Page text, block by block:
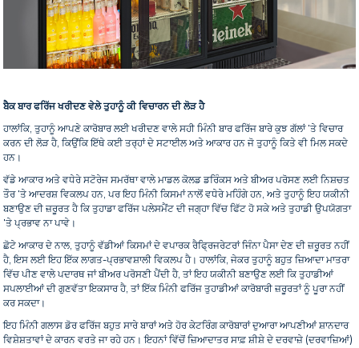
ਬੈਕ ਬਾਰ ਫਰਿੱਜ ਖਰੀਦਣ ਵੇਲੇ ਤੁਹਾਨੂੰ ਕੀ ਵਿਚਾਰਨ ਦੀ ਲੋੜ ਹੈ
ਹਾਲਾਂਕਿ, ਤੁਹਾਨੂੰ ਆਪਣੇ ਕਾਰੋਬਾਰ ਲਈ ਖਰੀਦਣ ਵਾਲੇ ਸਹੀ ਮਿੰਨੀ ਬਾਰ ਫਰਿੱਜ ਬਾਰੇ ਕੁਝ ਗੱਲਾਂ 'ਤੇ ਵਿਚਾਰ
ਕਰਨ ਦੀ ਲੋੜ ਹੈ, ਕਿਉਂਕਿ ਇੱਥੇ ਕਈ ਤਰ੍ਹਾਂ ਦੇ ਸਟਾਈਲ ਅਤੇ ਆਕਾਰ ਹਨ ਜੋ ਤੁਹਾਨੂੰ ਕਿਤੇ ਵੀ ਮਿਲ ਸਕਦੇ
ਹਨ।
ਵੱਡੇ ਆਕਾਰ ਅਤੇ ਵਧੇਰੇ ਸਟੋਰੇਜ ਸਮਰੱਥਾ ਵਾਲੇ ਮਾਡਲ ਕੋਲਡ ਡਰਿੰਕਸ ਅਤੇ ਬੀਅਰ ਪਰੋਸਣ ਲਈ ਨਿਸ਼ਚਤ
ਤੌਰ 'ਤੇ ਆਦਰਸ਼ ਵਿਕਲਪ ਹਨ, ਪਰ ਇਹ ਮਿੰਨੀ ਕਿਸਮਾਂ ਨਾਲੋਂ ਵਧੇਰੇ ਮਹਿੰਗੇ ਹਨ, ਅਤੇ ਤੁਹਾਨੂੰ ਇਹ ਯਕੀਨੀ
ਬਣਾਉਣ ਦੀ ਜ਼ਰੂਰਤ ਹੈ ਕਿ ਤੁਹਾਡਾ ਫਰਿੱਜ ਪਲੇਸਮੈਂਟ ਦੀ ਜਗ੍ਹਾ ਵਿੱਚ ਫਿੱਟ ਹੋ ਸਕੇ ਅਤੇ ਤੁਹਾਡੀ ਉਪਯੋਗਤਾ
'ਤੇ ਪ੍ਰਭਾਵ ਨਾ ਪਾਵੇ।
ਛੋਟੇ ਆਕਾਰ ਦੇ ਨਾਲ, ਤੁਹਾਨੂੰ ਵੱਡੀਆਂ ਕਿਸਮਾਂ ਦੇ ਵਪਾਰਕ ਰੈਫ੍ਰਿਜਰੇਟਰਾਂ ਜਿੰਨਾ ਪੈਸਾ ਦੇਣ ਦੀ ਜ਼ਰੂਰਤ ਨਹੀਂ
ਹੈ, ਇਸ ਲਈ ਇਹ ਇੱਕ ਲਾਗਤ-ਪ੍ਰਭਾਵਸ਼ਾਲੀ ਵਿਕਲਪ ਹੈ। ਹਾਲਾਂਕਿ, ਜੇਕਰ ਤੁਹਾਨੂੰ ਬਹੁਤ ਜ਼ਿਆਦਾ ਮਾਤਰਾ
ਵਿੱਚ ਪੀਣ ਵਾਲੇ ਪਦਾਰਥ ਜਾਂ ਬੀਅਰ ਪਰੋਸਣੀ ਪੈਂਦੀ ਹੈ, ਤਾਂ ਇਹ ਯਕੀਨੀ ਬਣਾਉਣ ਲਈ ਕਿ ਤੁਹਾਡੀਆਂ
ਸਪਲਾਈਆਂ ਦੀ ਗੁਣਵੱਤਾ ਇਕਸਾਰ ਹੈ, ਤਾਂ ਇੱਕ ਮਿੰਨੀ ਫਰਿੱਜ ਤੁਹਾਡੀਆਂ ਕਾਰੋਬਾਰੀ ਜ਼ਰੂਰਤਾਂ ਨੂੰ ਪੂਰਾ ਨਹੀਂ
ਕਰ ਸਕਦਾ।
ਇਹ ਮਿੰਨੀ ਗਲਾਸ ਡੋਰ ਫਰਿੱਜ ਬਹੁਤ ਸਾਰੇ ਬਾਰਾਂ ਅਤੇ ਹੋਰ ਕੇਟਰਿੰਗ ਕਾਰੋਬਾਰਾਂ ਦੁਆਰਾ ਆਪਣੀਆਂ ਸ਼ਾਨਦਾਰ
ਵਿਸ਼ੇਸ਼ਤਾਵਾਂ ਦੇ ਕਾਰਨ ਵਰਤੇ ਜਾ ਰਹੇ ਹਨ। ਇਹਨਾਂ ਵਿੱਚੋਂ ਜ਼ਿਆਦਾਤਰ ਸਾਫ਼ ਸ਼ੀਸ਼ੇ ਦੇ ਦਰਵਾਜ਼ੇ (ਦਰਵਾਜ਼ਿਆਂ)